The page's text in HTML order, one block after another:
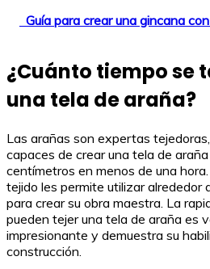
Guía para crear una gincana
¿Cuánto tiempo se
una tela de araña?
Las arañas son expertas
capaces de crear una tela de
centímetros en menos de una
tejido les permite utilizar alrededor
para crear su obra maestra. La
pueden tejer una tela de araña es
impresionante y demuestra su
construcción.